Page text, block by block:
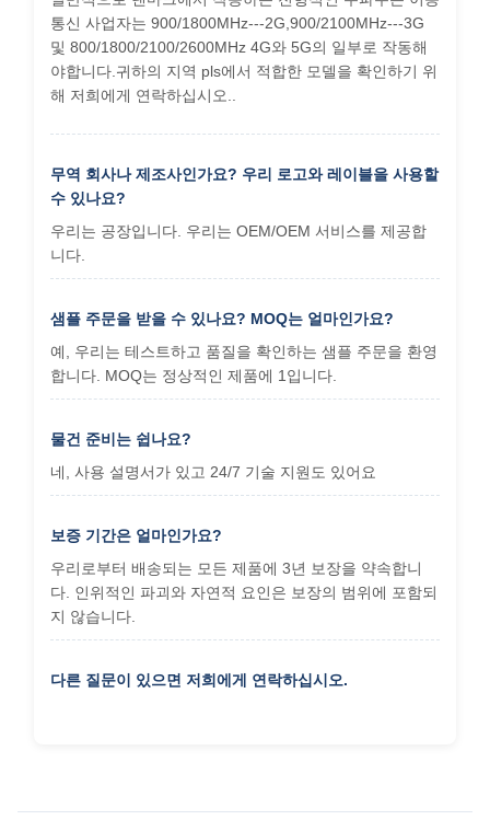
통신 사업자는 900/1800MHz---2G,900/2100MHz---3G
및 800/1800/2100/2600MHz 4G와 5G의 일부로 작동해
야합니다.귀하의 지역 pls에서 적합한 모델을 확인하기 위
해 저희에게 연락하십시오..
무역 회사나 제조사인가요? 우리 로고와 레이블을 사용할
수 있나요?
우리는 공장입니다. 우리는 OEM/OEM 서비스를 제공합
니다.
샘플 주문을 받을 수 있나요? MOQ는 얼마인가요?
예, 우리는 테스트하고 품질을 확인하는 샘플 주문을 환영
합니다. MOQ는 정상적인 제품에 1입니다.
물건 준비는 쉽나요?
네, 사용 설명서가 있고 24/7 기술 지원도 있어요
보증 기간은 얼마인가요?
우리로부터 배송되는 모든 제품에 3년 보장을 약속합니
다. 인위적인 파괴와 자연적 요인은 보장의 범위에 포함되
지 않습니다.
다른 질문이 있으면 저희에게 연락하십시오.